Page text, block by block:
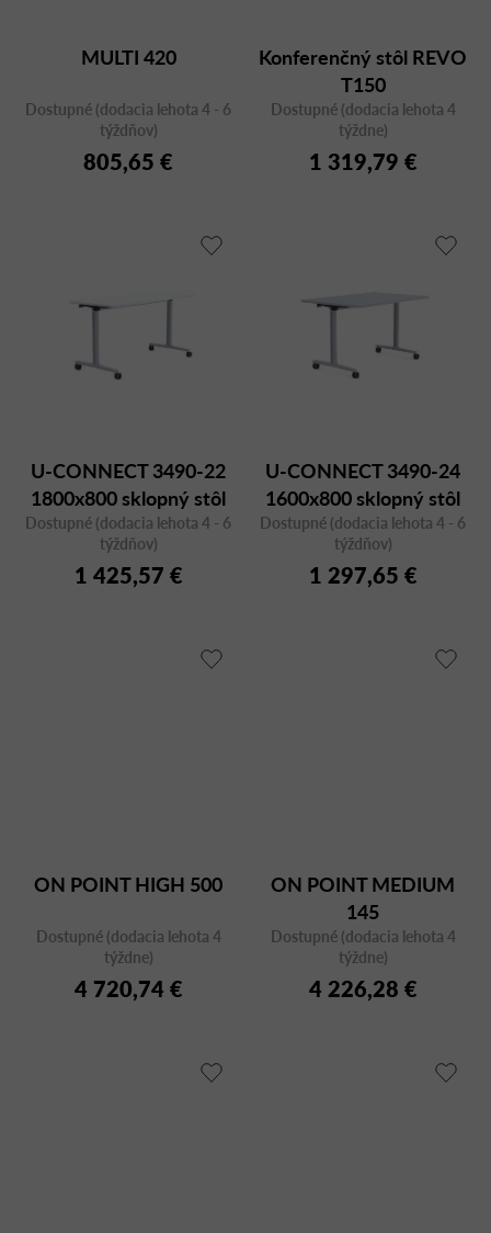
MULTI 420
Dostupné (dodacia lehota 4 - 6
týždňov)
805,65 €
Konferenčný stôl REVO
T150
Dostupné (dodacia lehota 4
týždne)
1 319,79 €
U-CONNECT 3490-22
1800x800 sklopný stôl
Dostupné (dodacia lehota 4 - 6
týždňov)
1 425,57 €
U-CONNECT 3490-24
1600x800 sklopný stôl
Dostupné (dodacia lehota 4 - 6
týždňov)
1 297,65 €
ON POINT HIGH 500
Dostupné (dodacia lehota 4
týždne)
4 720,74 €
ON POINT MEDIUM
145
Dostupné (dodacia lehota 4
týždne)
4 226,28 €